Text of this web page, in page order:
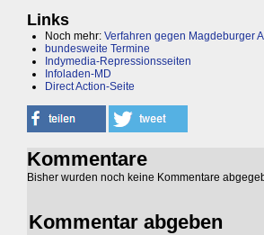
Links
Noch mehr: Verfahren gegen Magdeburger
bundesweite Termine
Indymedia-Repressionsseiten
Infoladen-MD
Direct Action-Seite
Kommentare
Bisher wurden noch keine Kommentare
Kommentar abgeben